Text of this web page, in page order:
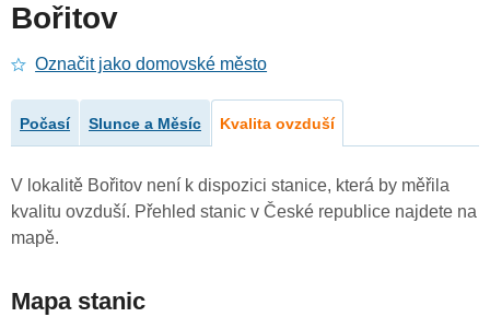
Bořitov
Označit jako domovské město
Počasí Slunce a Měsíc Kvalita ovzduší
V lokalitě Bořitov není k dispozici stanice, která by měřila
kvalitu ovzduší. Přehled stanic v České republice najdete na
mapě.
Mapa stanic